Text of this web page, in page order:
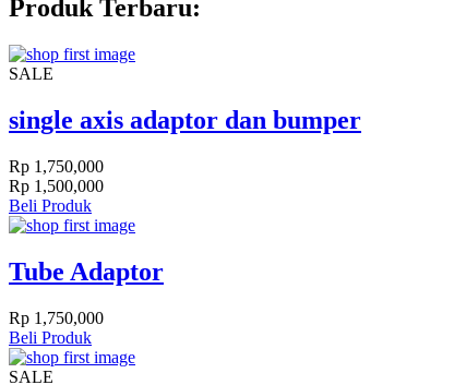
ProdukTerbaru:
SALE
single axis adaptor dan bumper
Rp 1,750,000
Rp 1,500,000
Beli Produk
Tube Adaptor
Rp 1,750,000
Beli Produk
SALE